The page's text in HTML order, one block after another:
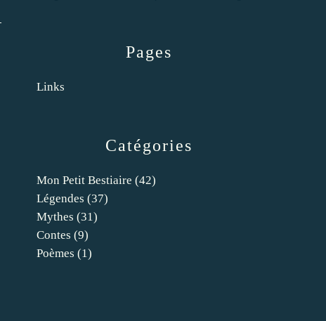
Catégories
Mon Petit Bestiaire (42)
Légendes (37)
Mythes (31)
Contes (9)
Poèmes (1)
Pages
Links